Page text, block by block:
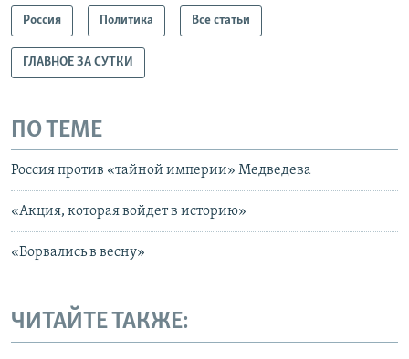
Россия Политика Все статьи
ГЛАВНОЕ ЗА СУТКИ
ПО ТЕМЕ
Россия против «тайной империи» Медведева
«Акция, которая войдет в историю»
«Ворвались в весну»
ЧИТАЙТЕ ТАКЖЕ: